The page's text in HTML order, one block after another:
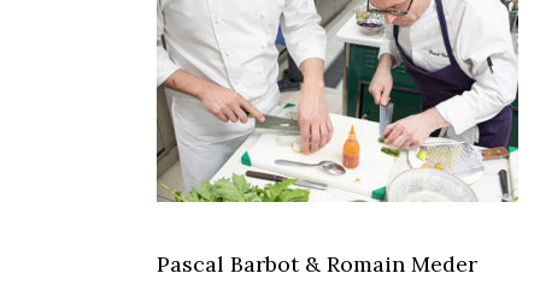
Pascal Barbot & Romain Meder